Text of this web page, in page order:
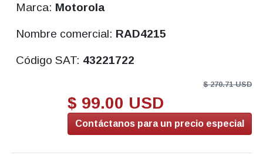
Marca: Motorola
Nombre comercial: RAD4215
Código SAT: 43221722
$ 270.71 USD
$ 99.00 USD
Contáctanos para un precio especial